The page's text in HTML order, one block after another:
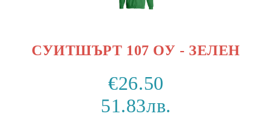
СУИТШЪРТ 107 ОУ - ЗЕЛЕН
€26.50
51.83лв.